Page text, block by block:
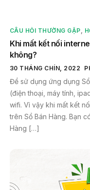
CÂU HỎI THƯỜNG GẶP
Khi mất kết nối
không?
30 THÁNG CHÍN, 2022
Để sử dụng ứng dụng
(điện thoại, máy tính,
wifi. Vì vậy khi mất kết
trên Sổ Bán Hàng. Bạn
Hàng […]